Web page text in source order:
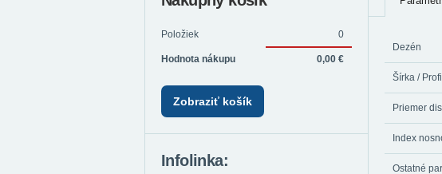
Dezén
Šírka / Profil
Priemer
Index
Ostatné
Položiek 0
Hodnota nákupu 0,00 €
Zobraziť košík
Infolinka: